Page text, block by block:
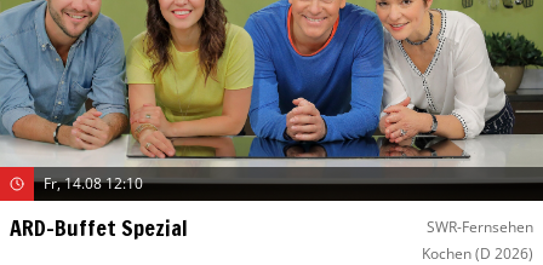
Fr, 14.08 12:10
ARD-Buffet Spezial
SWR-Fernsehen
Kochen(D 2026)